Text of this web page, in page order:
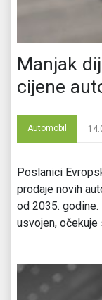
Manjak
cijene
Automobil
Poslanici
prodaje novih
od 2035.
usvojen, očekuje